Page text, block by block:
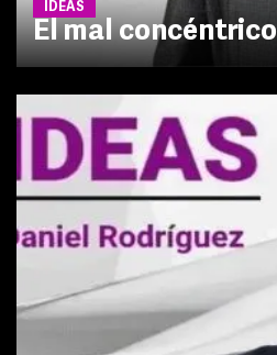
IDEAS
El mal concéntrico